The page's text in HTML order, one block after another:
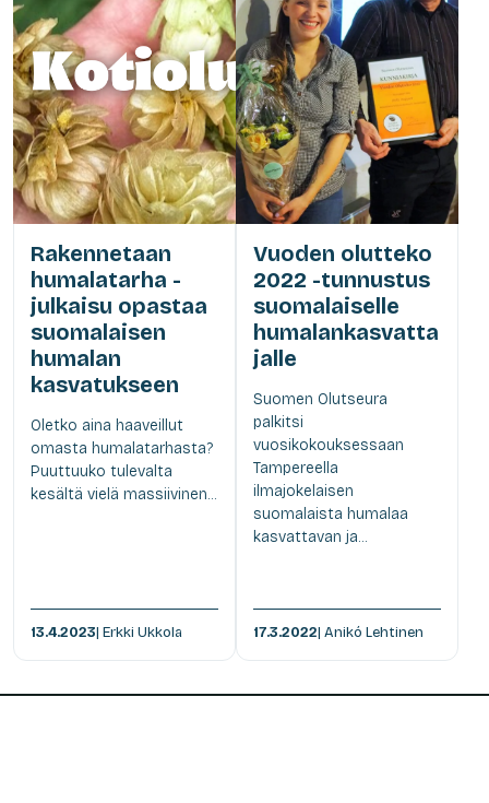
Rakennetaan
humalatarha -
julkaisu opastaa
suomalaisen
humalan
kasvatukseen
Oletko aina haaveillut
omasta humalatarhasta?
Puuttuuko tulevalta
kesältä vielä massiivinen...
13.4.2023| Erkki Ukkola
Vuoden olutteko
2022 -tunnustus
suomalaiselle
humalankasvatta
jalle
Suomen Olutseura
palkitsi
vuosikokouksessaan
Tampereella
ilmajokelaisen
suomalaista humalaa
kasvattavan ja...
17.3.2022| Anikó Lehtinen